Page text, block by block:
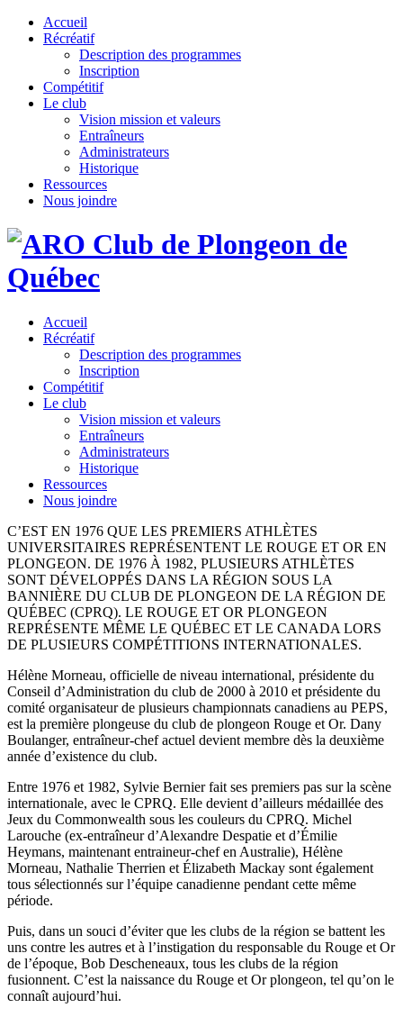
Accueil
Récréatif
Description des programmes
Inscription
Compétitif
Le club
Vision mission et valeurs
Entraîneurs
Administrateurs
Historique
Ressources
Nous joindre
Accueil
Récréatif
Description des programmes
Inscription
Compétitif
Le club
Vision mission et valeurs
Entraîneurs
Administrateurs
Historique
Ressources
Nous joindre
C’EST EN 1976 QUE LES PREMIERS ATHLÈTES
UNIVERSITAIRES REPRÉSENTENT LE ROUGE ET OR EN
PLONGEON. DE 1976 À 1982, PLUSIEURS ATHLÈTES
SONT DÉVELOPPÉS DANS LA RÉGION SOUS LA
BANNIÈRE DU CLUB DE PLONGEON DE LA RÉGION DE
QUÉBEC (CPRQ). LE ROUGE ET OR PLONGEON
REPRÉSENTE MÊME LE QUÉBEC ET LE CANADA LORS
DE PLUSIEURS COMPÉTITIONS INTERNATIONALES.
Hélène Morneau, officielle de niveau international, présidente du
Conseil d’Administration du club de 2000 à 2010 et présidente du
comité organisateur de plusieurs championnats canadiens au PEPS,
est la première plongeuse du club de plongeon Rouge et Or. Dany
Boulanger, entraîneur-chef actuel devient membre dès la deuxième
année d’existence du club.
Entre 1976 et 1982, Sylvie Bernier fait ses premiers pas sur la scène
internationale, avec le CPRQ. Elle devient d’ailleurs médaillée des
Jeux du Commonwealth sous les couleurs du CPRQ. Michel
Larouche (ex-entraîneur d’Alexandre Despatie et d’Émilie
Heymans, maintenant entraineur-chef en Australie), Hélène
Morneau, Nathalie Therrien et Élizabeth Mackay sont également
tous sélectionnés sur l’équipe canadienne pendant cette même
période.
Puis, dans un souci d’éviter que les clubs de la région se battent les
uns contre les autres et à l’instigation du responsable du Rouge et Or
de l’époque, Bob Descheneaux, tous les clubs de la région
fusionnent. C’est la naissance du Rouge et Or plongeon, tel qu’on le
connaît aujourd’hui.